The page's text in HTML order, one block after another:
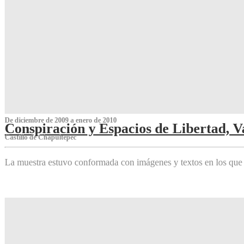
De diciembre de 2009 a enero de 2010
Conspiración y Espacios de Libertad,
Castillo de Chapultepec
La muestra estuvo conformada con imágenes y textos en los